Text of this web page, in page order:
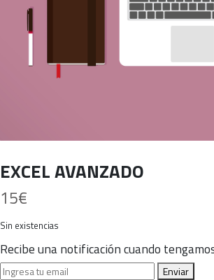
EXCEL AVANZADO
15€
Sin existencias
Recibe una notificación cuando
Enviar